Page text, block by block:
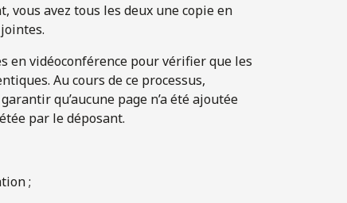
vous avez tous les deux une copie en
en vidéoconférence pour vérifier que les
Au cours de ce processus,
qu’aucune page n’a été ajoutée
par le déposant.
;